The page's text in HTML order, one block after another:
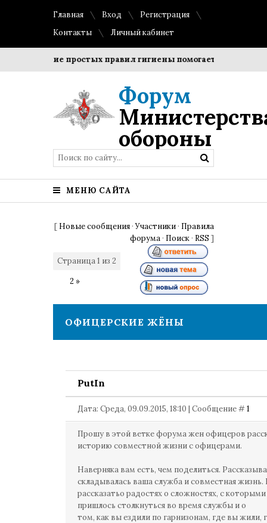
Главная Вход
Регистрация
Контакты
Личный кабинет
простых правил гигиены помогает сохранить
Форум
обороны
МЕНЮ САЙТА
[ Новые сообщения ·Участники · Правила
форума · Поиск · RSS ]
Страница1 из 2
2 »
ОФИЦЕРСКИЕ ЖЁНЫ
PutIn
Дата: Среда, 09.09.2015, 18:10 | Сообщение #1
Прошу в этой ветке форума жен офицеров
историю совместной жизни с офицерами.
Наверняка вам есть, чем поделиться.
складывалась ваша служба и совместная
рассказатьо радостях о сложностях, с
пришлось столкнуться во время службы и о
том, как вы ездили по гарнизонам, где вы жили,